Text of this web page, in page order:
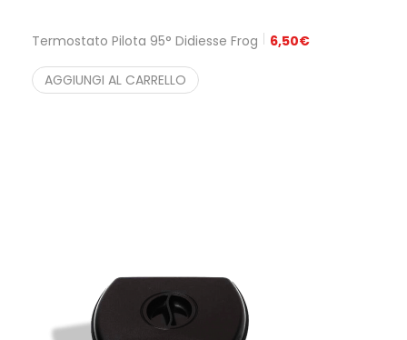
Termostato Pilota 95° Didiesse Frog 6,50€
AGGIUNGI AL CARRELLO